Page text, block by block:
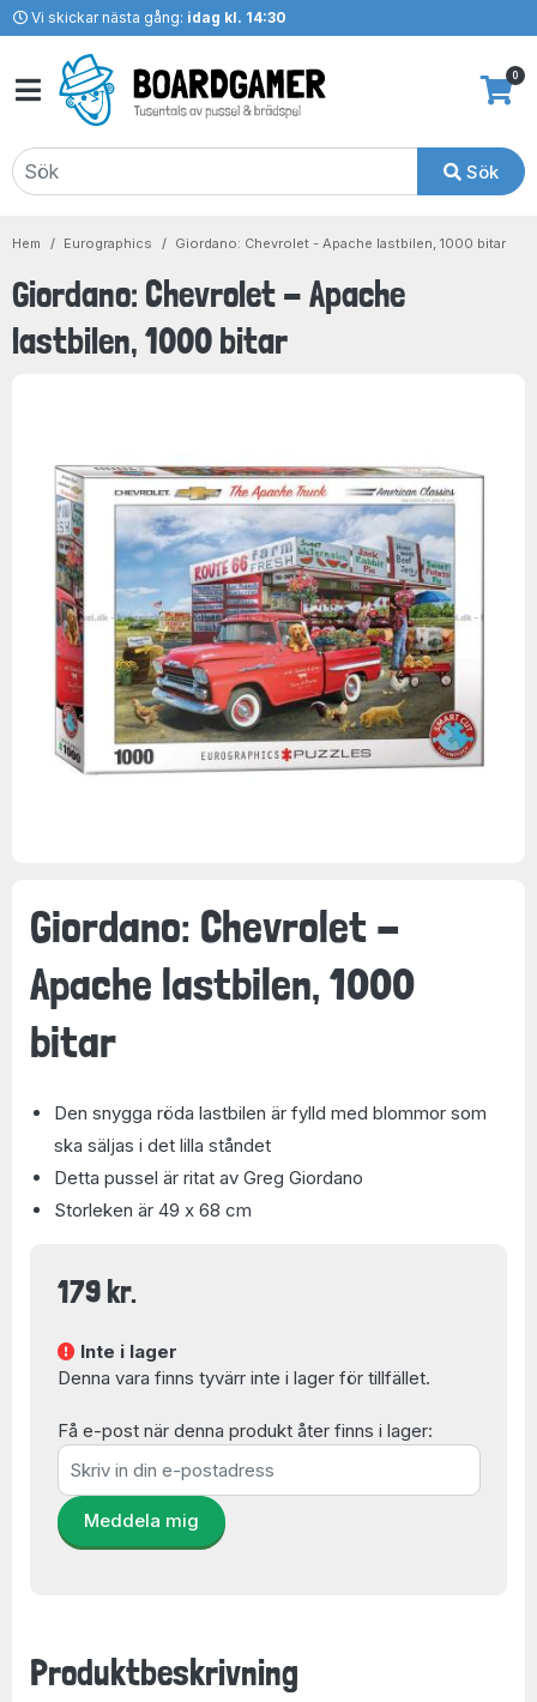
Vi skickar nästa gång: idag kl. 14:30
Sök
0
Hem Eurographics Giordano: Chevrolet - Apache lastbilen, 1000 bitar
Giordano: Chevrolet - Apache
lastbilen, 1000 bitar
Giordano: Chevrolet -
Apache lastbilen, 1000
bitar
Den snygga röda lastbilen är fylld med blommor som
ska säljas i det lilla ståndet
Detta pussel är ritat av Greg Giordano
Storleken är 49 x 68 cm
179 kr.
Inte i lager
Denna vara finns tyvärr inte i lager för tillfället.
Få e-post när denna produkt åter finns i lager:
Meddela mig
Produktbeskrivning